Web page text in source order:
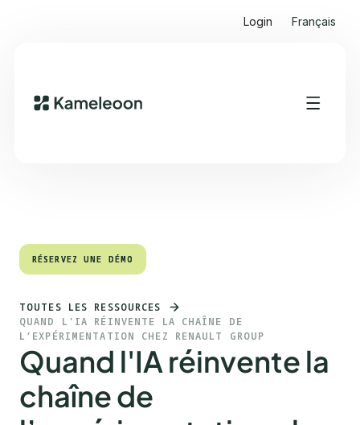
Login Français
Sommaire
RÉSERVEZ UNE DÉMO
RÉSERVEZ UNE DÉMO
TOUTES LES RESSOURCES
QUAND L'IA RÉINVENTE LA CHAÎNE DE
L’EXPÉRIMENTATION CHEZ RENAULT GROUP
Quand l'IA réinvente la
chaîne de